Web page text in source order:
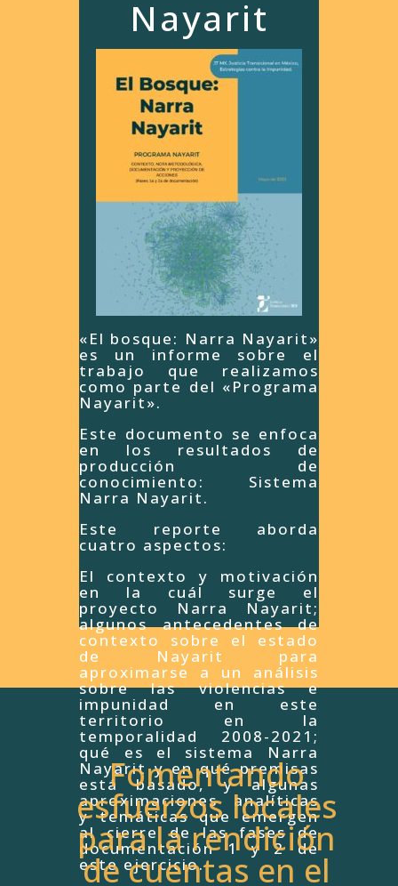
Nayarit
«El bosque: Narra Nayarit»
es un informe sobre el
trabajo que realizamos
como parte del «Programa
Nayarit».
Este documento se enfoca
en los resultados de
producción de
conocimiento: Sistema
Narra Nayarit.
Este reporte aborda
cuatro aspectos:
El contexto y motivación
en la cuál surge el
proyecto Narra Nayarit;
algunos antecedentes de
contexto sobre el estado
de Nayarit para
aproximarse a un análisis
sobre las violencias e
impunidad en este
territorio en la
temporalidad 2008-2021;
qué es el sistema Narra
Nayarit y en qué premisas
está basado, y algunas
aproximaciones analíticas
y temáticas que emergen
al cierre de las fases de
documentación 1 y 2 de
este ejercicio.
Fomentando
esfuerzos locales
para la rendición
de cuentas en el